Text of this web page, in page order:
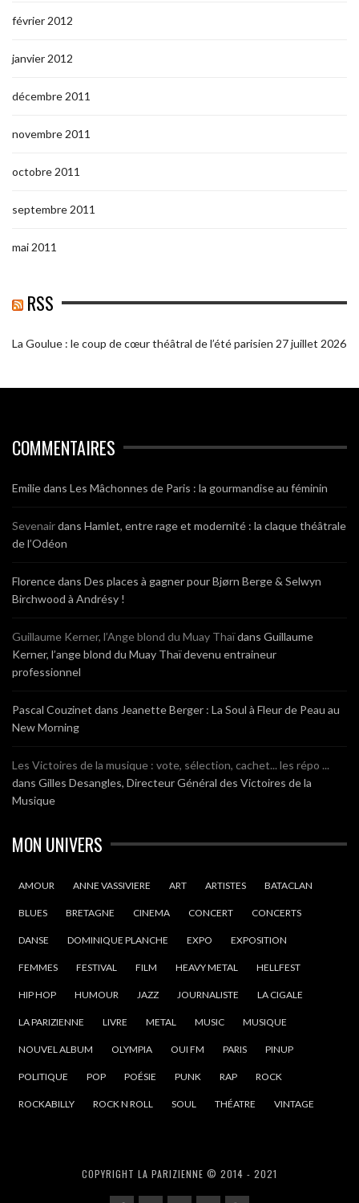
février 2012
janvier 2012
décembre 2011
novembre 2011
octobre 2011
septembre 2011
mai 2011
RSS
La Goulue : le coup de cœur théâtral de l’été parisien 27 juillet 2026
COMMENTAIRES
Emiliedans Les Mâchonnes de Paris : la gourmandise au féminin
Sevenairdans Hamlet, entre rage et modernité : la claque théâtrale
de l’Odéon
Florencedans Des places à gagner pour Bjørn Berge & Selwyn
Birchwood à Andrésy !
Guillaume Kerner, l’Ange blond du Muay Thaïdans Guillaume
Kerner, l’ange blond du Muay Thaï devenu entraineur
professionnel
Pascal Couzinet dans Jeanette Berger : La Soul à Fleur de Peau au
New Morning
Les Victoires de la musique : vote, sélection, cachet... les répo ...
dans Gilles Desangles, Directeur Général des Victoires de la
Musique
MON UNIVERS
AMOUR ANNE VASSIVIERE ART ARTISTES BATACLAN
BLUES BRETAGNE CINEMA CONCERT CONCERTS
DANSE DOMINIQUE PLANCHE EXPO EXPOSITION
FEMMES FESTIVAL FILM HEAVY METAL HELLFEST
HIP HOP HUMOUR JAZZ JOURNALISTE LA CIGALE
LA PARIZIENNE LIVRE METAL MUSIC MUSIQUE
NOUVEL ALBUM OLYMPIA OUI FM PARIS PINUP
POLITIQUE POP POÉSIE PUNK RAP ROCK
ROCKABILLY ROCK N ROLL SOUL THÉATRE VINTAGE
COPYRIGHT LA PARIZIENNE © 2014 - 2021